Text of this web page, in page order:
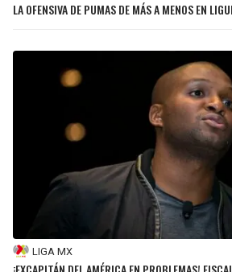
LA OFENSIVA DE PUMAS DE MÁS A MENOS EN
LIGA MX